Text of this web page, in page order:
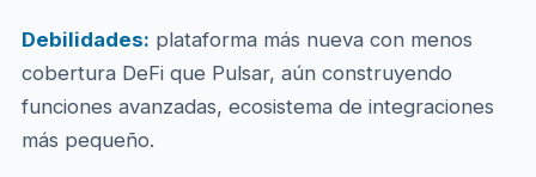
Debilidades: plataforma más nueva con menos
cobertura DeFi que Pulsar, aún construyendo
funciones avanzadas, ecosistema de integraciones
más pequeño.